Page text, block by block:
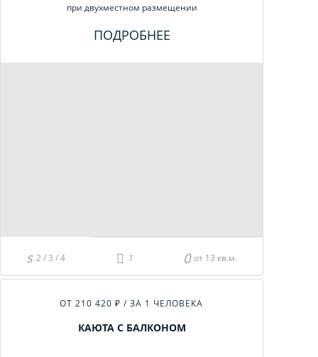
при двухместном размещении
ПОДРОБНЕЕ
2 / 3 / 4 от 13 кв.м.
ОТ 210 420 ₽ / ЗА 1 ЧЕЛОВЕКА
КАЮТА С БАЛКОНОМ